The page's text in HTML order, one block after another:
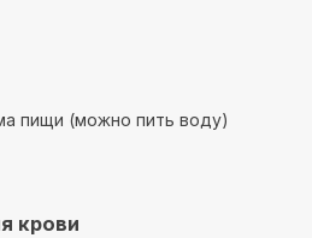
пищи (можно пить воду)
крови